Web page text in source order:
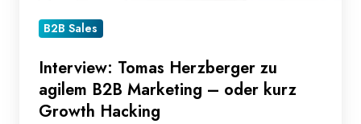
kurz
Growth
Hacking
B2B Sales
Interview: Tomas Herzberger zu
agilem B2B Marketing – oder kurz
Growth Hacking